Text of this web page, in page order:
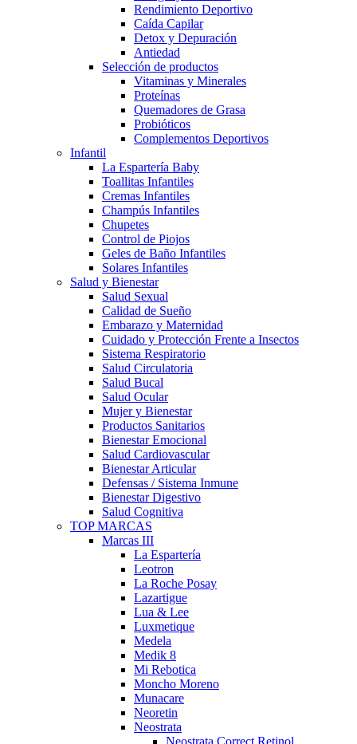
Rendimiento Deportivo
Caída Capilar
Detox y Depuración
Antiedad
Selección de productos
Vitaminas y Minerales
Proteínas
Quemadores de Grasa
Probióticos
Complementos Deportivos
Infantil
La Espartería Baby
Toallitas Infantiles
Cremas Infantiles
Champús Infantiles
Chupetes
Control de Piojos
Geles de Baño Infantiles
Solares Infantiles
Salud y Bienestar
Salud Sexual
Calidad de Sueño
Embarazo y Maternidad
Cuidado y Protección Frente a Insectos
Sistema Respiratorio
Salud Circulatoria
Salud Bucal
Salud Ocular
Mujer y Bienestar
Productos Sanitarios
Bienestar Emocional
Salud Cardiovascular
Bienestar Articular
Defensas / Sistema Inmune
Bienestar Digestivo
Salud Cognitiva
TOP MARCAS
Marcas III
La Espartería
Leotron
La Roche Posay
Lazartigue
Lua & Lee
Luxmetique
Medela
Medik 8
Mi Rebotica
Moncho Moreno
Munacare
Neoretin
Neostrata
Neostrata Correct Retinol